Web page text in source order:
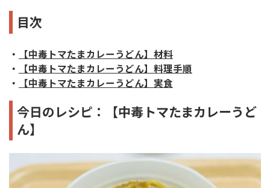
目次
・
【中毒トマたまカレーうどん】材料
・
【中毒トマたまカレーうどん】料理手順
・
【中毒トマたまカレーうどん】実食
今日のレシピ：【中毒トマたまカレーうど
ん】